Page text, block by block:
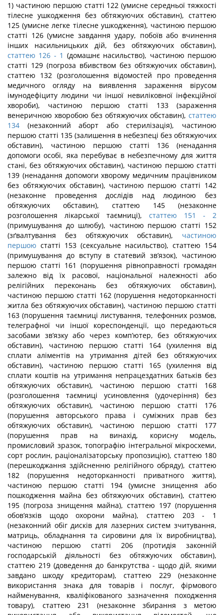
1) частиною першою статті 122 (умисне середньої тяжкості
тілесне ушкодження без обтяжуючих обставин), статтею
125 (умисне легке тілесне ушкодження), частиною першою
статті 126 (умисне завдання удару, побоїв або вчинення
інших насильницьких дій, без обтяжуючих обставин),
статтею 126 - 1 (домашнє насильство), частиною першою
статті 129 (погроза вбивством без обтяжуючих обставин),
статтею 132 (розголошення відомостей про проведення
медичного огляду на виявлення зараження вірусом
імунодефіциту людини чи іншої невиліковної інфекційної
хвороби), частиною першою статті 133 (зараження
венеричною хворобою без обтяжуючих обставин), статтею
134 (незаконний аборт або стерилізація), частиною
першою статті 135 (залишення в небезпеці без обтяжуючих
обставин), частиною першою статті 136 (ненадання
допомоги особі, яка перебуває в небезпечному для життя
стані, без обтяжуючих обставин), частиною першою статті
139 (ненадання допомоги хворому медичним працівником
без обтяжуючих обставин), частиною першою статті 142
(незаконне проведення дослідів над людиною без
обтяжуючих обставин), статтею 145 (незаконне
розголошення лікарської таємниці), статтею 151
- 2
(примушування до шлюбу), частиною першою статті 152
(зґвалтування без обтяжуючих обставин), частиною
першою статті 153 (сексуальне насильство), статтею 154
(примушування до вступу в статевий зв’язок), частиною
першою статті 161 (порушення рівноправності громадян
залежно від їх расової, національної належності або
релігійних переконань без обтяжуючих обставин),
частиною першою статті 162 (порушення недоторканності
житла без обтяжуючих обставин), частиною першою статті
163 (порушення таємниці листування, телефонних розмов,
телеграфної чи іншої кореспонденції, що передаються
засобами зв’язку або через комп’ютер, без обтяжуючих
обставин), частиною першою статті 164 (ухилення від
сплати аліментів на утримання дітей без обтяжуючих
обставин), частиною першою статті 165 (ухилення від
сплати коштів на утримання непрацездатних батьків без
обтяжуючих обставин), частиною першою статті 168
(розголошення таємниці усиновлення (удочеріння) без
обтяжуючих обставин), частиною першою статті 176
(порушення авторського права і суміжних прав без
обтяжуючих обставин), частиною першою статті 177
(порушення прав на винахід, корисну модель,
промисловий зразок, топографію інтегральної мікросхеми,
сорт рослин, раціоналізаторську пропозицію), статтею 180
(перешкоджання здійсненню релігійного обряду), статтею
182 (порушення недоторканності приватного життя),
частиною першою статті 194 (умисне знищення або
пошкодження майна без обтяжуючих обставин), статтею
195 (погроза знищення майна), статтею 197 (порушення
обов’язків щодо охорони майна), статтею 203 - 1
(незаконний обіг дисків для лазерних систем зчитування,
матриць, обладнання та сировини для їх виробництва),
частиною першою статті 206 (протидія законній
господарській діяльності без обтяжуючих обставин),
статтею 219 (доведення до банкрутства - щодо дій, якими
завдано шкоду кредиторам), статтею 229 (незаконне
використання знака для товарів і послуг, фірмового
найменування, кваліфікованого зазначення походження
товару), статтею 231 (незаконне збирання з метою